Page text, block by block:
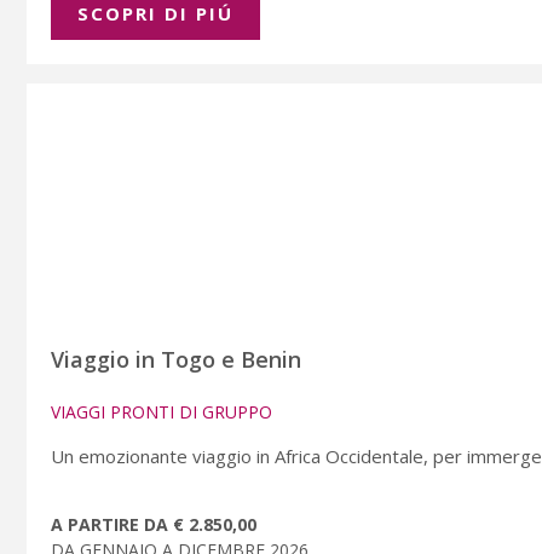
SCOPRI DI PIÚ
Viaggio in Togo e Benin
VIAGGI PRONTI DI GRUPPO
Un emozionante viaggio in Africa Occidentale, per
A PARTIRE DA € 2.850,00